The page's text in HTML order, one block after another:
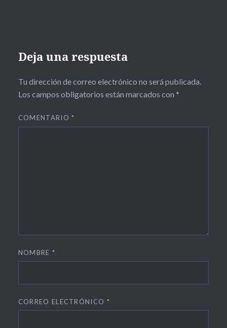
Deja una respuesta
Tu dirección de correo electrónico no será publicada.
Los campos obligatorios están marcados con *
COMENTARIO*
NOMBRE *
CORREO ELECTRÓNICO *